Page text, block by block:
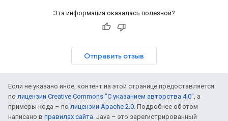
Эта информация оказалась полезной?
Отправить отзыв
Если не указано иное, контент на этой странице предоставляется
по лицензии Creative Commons "С указанием авторства 4.0", а
примеры кода – по лицензии Apache 2.0. Подробнее об этом
написано в правилах сайта. Java – это зарегистрированный